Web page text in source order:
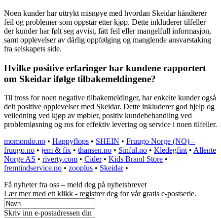
Noen kunder har uttrykt misnøye med hvordan Skeidar håndterer
feil og problemer som oppstår etter kjøp. Dette inkluderer tilfeller
der kunder har følt seg avvist, fått feil eller mangelfull informasjon,
samt opplevelser av dårlig oppfølging og manglende ansvarstaking
fra selskapets side.
Hvilke positive erfaringer har kundene rapportert
om Skeidar ifølge tilbakemeldingene?
Til tross for noen negative tilbakemeldinger, har enkelte kunder også
delt positive opplevelser med Skeidar. Dette inkluderer god hjelp og
veiledning ved kjøp av møbler, positiv kundebehandling ved
problemløsning og ros for effektiv levering og service i noen tilfeller.
momondo.no • Happyflops • SHEIN • Fruugo Norge (NO) –
fruugo.no • jem & fix • thansen.no • Sinful.no • Kledegfint • Allente
Norge AS • riverty.com • Cider• Kids Brand Store •
fremtindservice.no • zooplus • Skeidar•
Få nyheter fra oss – meld deg på nyhetsbrevet
Lær mer med ett klikk - registrer deg for vår gratis e-postserie.
Skriv inn e-postadressen din